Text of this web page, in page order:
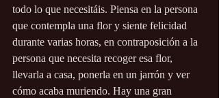
todo lo que necesitáis. Piensa en la persona
que contempla una flor y siente felicidad
durante varias horas, en contraposición a la
persona que necesita recoger esa flor,
llevarla a casa, ponerla en un jarrón y ver
cómo acaba muriendo. Hay una gran